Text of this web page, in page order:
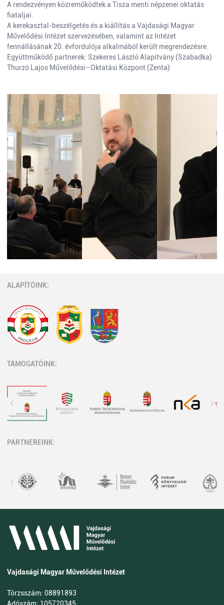
A rendezvényen közreműködtek a Tisza menti népzenei oktatás
fiataljai.
A kerekasztal-beszélgetés és a kiállítás a Vajdasági Magyar
Művelődési Intézet szervezésében, valamint az Intézet
fennállásának 20. évfordulója alkalmából került megrendezésre.
Együttműködő partnerek: Szekeres László Alapítvány (Szabadka)
Thurzó Lajos Művelődési–Oktatási Központ (Zenta)
ALAPÍTÓINK:
TÁMOGATÓINK:
PARTNEREINK:
Vajdasági Magyar Művelődési Intézet
Törzsszám: 08891893